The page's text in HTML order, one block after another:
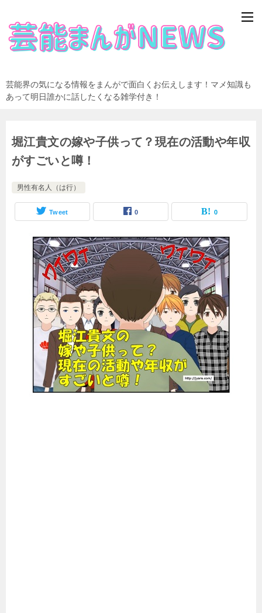
芸能界の気になる情報をまんがで面白くお伝えします！マメ知識も
あって明日誰かに話したくなる雑学付き！
堀江貴文の嫁や子供って？現在の活動や年収
がすごいと噂！
男性有名人（は行）
Tweet 0 0